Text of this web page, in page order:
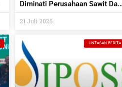
Diminati Perusahaan Sawit Dan
21 Juli 2026
LINTASAN BERITA